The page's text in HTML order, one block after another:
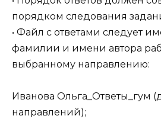
порядком следования
• Файл с ответами следует
фамилии и имени автора
выбранному направлению:
Иванова Ольга_Ответы_гум
направлений);